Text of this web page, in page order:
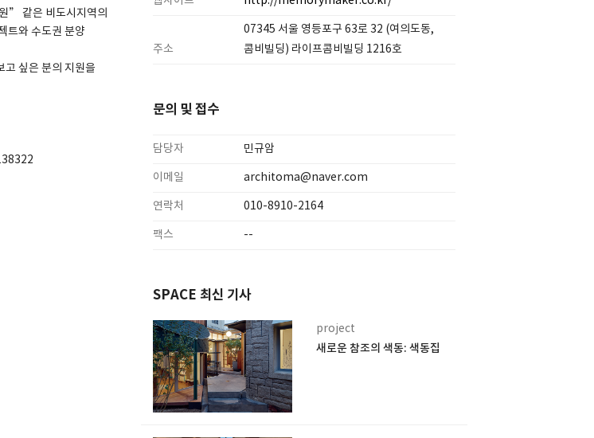
” 같은 비도시지역의
트와 수도권 분양
고 싶은 분의 지원을
주소
07345 서울 영등포구 63로 32 (여의도동,
콤비빌딩) 라이프콤비빌딩 1216호
문의 및 접수
담당자 민규암
이메일 architoma@naver.com
연락처 010-8910-2164
팩스 --
SPACE 최신 기사
project
새로운 참조의 색동: 색동집